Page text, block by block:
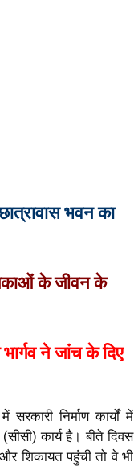
भवन का
के जीवन के
ने जांच के दिए
निर्माण कार्यों में
कार्य है। बीते दिवस
शिकायत पहुंची तो वे भी